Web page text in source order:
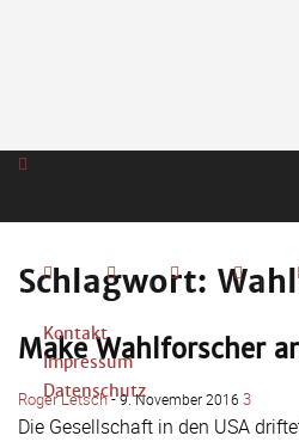
Kontakt
Impressum
Datenschutz
Schlagwort:
Make Wahlforscher
Roger Letsch-9. November 2016 3
Die Gesellschaft in den USA